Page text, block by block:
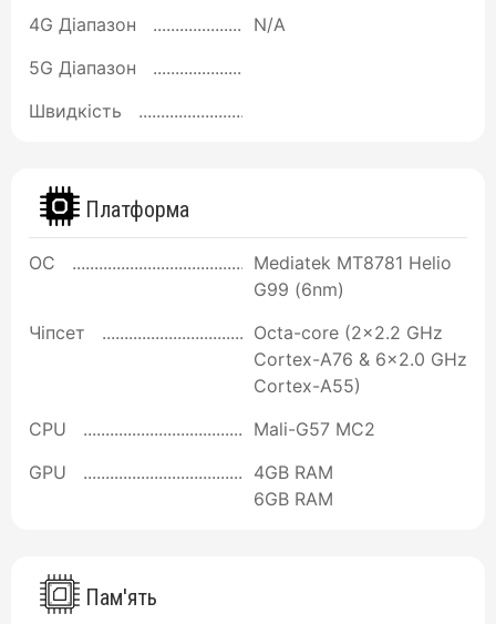
4G Діапазон
N/A
5G Діапазон
Швидкість
Платформа
ОС
Mediatek MT8781 Helio
G99 (6nm)
Чіпсет
Octa-core (2x2.2 GHz
Cortex-A76 & 6x2.0 GHz
Cortex-A55)
CPU
Mali-G57 MC2
GPU
4GB RAM
6GB RAM
Пам'ять